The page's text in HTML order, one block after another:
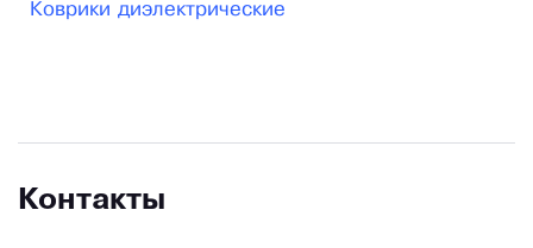
Коврики диэлектрические
Контакты